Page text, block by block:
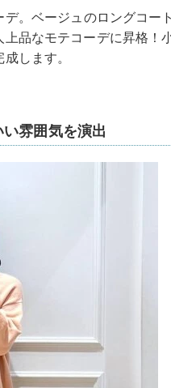
。ベージュのロングコー
品なモテコーデに昇格！
します。
雰囲気を演出